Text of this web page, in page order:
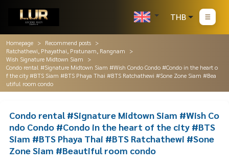
THB
Homepage
Recommend posts
Ratchathewi, Phayathai, Pratunam, Rangnam
Wish Signature Midtown Siam
Condo rental #Signature Midtown Siam #Wish Condo Condo #Condo in the heart o
f the city #BTS Siam #BTS Phaya Thai #BTS Ratchathewi #Sone Zone Siam #Bea
utiful room condo
Condo rental #Signature Midtown Siam #Wish Co
ndo Condo #Condo in the heart of the city #BTS
Siam #BTS Phaya Thai #BTS Ratchathewi #Sone
Zone Siam #Beautiful room condo